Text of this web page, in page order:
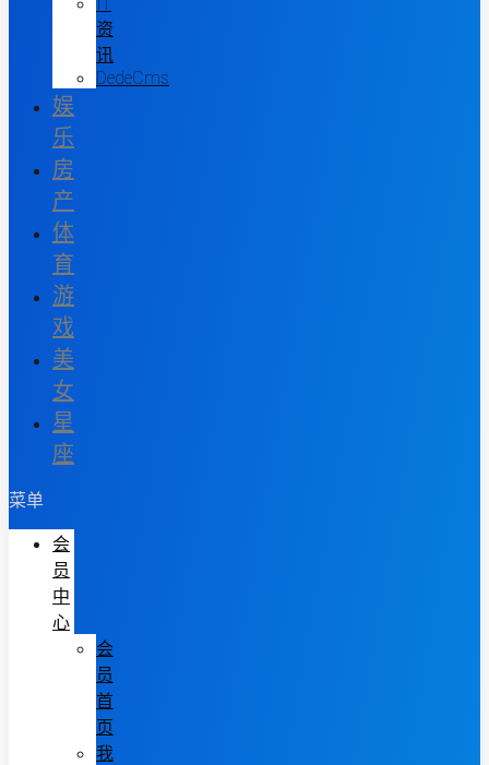
资
讯
DedeCms
娱
乐
房
产
体
育
游
戏
美
女
星
座
菜单
会
员
中
心
会
员
首
页
我